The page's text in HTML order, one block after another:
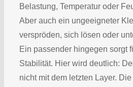
Belastung, Temperatur oder
Aber auch ein ungeeigneter
verspröden, sich lösen oder
Ein passender hingegen sorgt
Stabilität. Hier wird deutlich:
nicht mit dem letzten Layer.